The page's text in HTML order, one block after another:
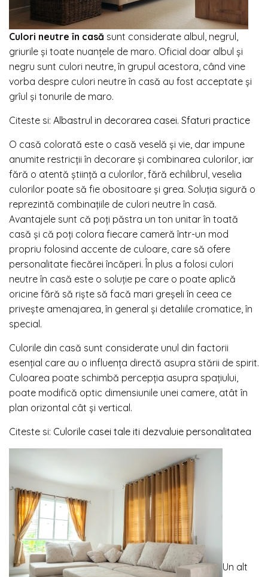
Culori neutre în casă sunt considerate albul, negrul,
griurile și toate nuanțele de maro. Oficial doar albul și
negru sunt culori neutre, în grupul acestora, când vine
vorba despre culori neutre în casă au fost acceptate și
grîul și tonurile de maro.
Citeste si: Albastrul in decorarea casei. Sfaturi practice
O casă colorată este o casă veselă și vie, dar impune
anumite restricții în decorare și combinarea culorilor, iar
fără o atentă știință a culorilor, fără echilibrul, veselia
culorilor poate să fie obositoare și grea. Soluția sigură o
reprezintă combinațiile de culori neutre în casă.
Avantajele sunt că poți păstra un ton unitar în toată
casă și că poți colora fiecare cameră într-un mod
propriu folosind accente de culoare, care să ofere
personalitate fiecărei încăperi. În plus a folosi culori
neutre în casă este o soluție pe care o poate aplică
oricine fără să riște să facă mari greșeli în ceea ce
privește amenajarea, în general și detaliile cromatice, în
special.
Culorile din casă sunt considerate unul din factorii
esențial care au o influența directă asupra stării de spirit.
Culoarea poate schimbă percepția asupra spațiului,
poate modifică optic dimensiunile unei camere, atât în
plan orizontal cât și vertical.
Citeste si: Culorile casei tale iti dezvaluie personalitatea
Un alt